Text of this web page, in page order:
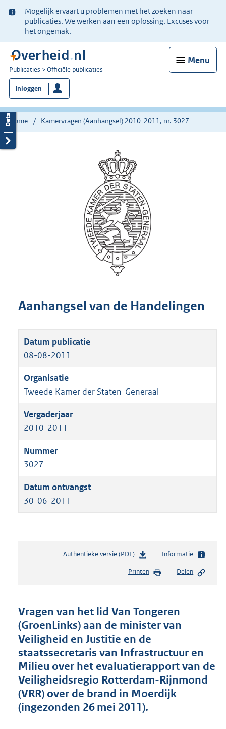
Ter
informatie:
Mogelijk ervaart u problemen met het zoeken naar
publicaties. We werken aan een oplossing. Excuses voor
het ongemak.
Menu
U
bent
nu
hier:
Publicaties Officiële publicaties
Inloggen
Home Kamervragen (Aanhangsel) 2010-2011, nr. 3027
Aanhangsel van de Handelingen
08-08-2011
Tweede Kamer der Staten-Generaal
2010-2011
3027
30-06-2011
Authentieke versie (PDF)b
s
n
d
s
g
r
o
o
t
t
e
:
Informatie
Printen Delen
Vragen van het lid Van Tongeren
(GroenLinks) aan de minister van
Veiligheid en Justitie en de
staatssecretaris van Infrastructuur en
Milieu over het evaluatierapport van de
Veiligheidsregio Rotterdam-Rijnmond
(VRR) over de brand in Moerdijk
(ingezonden 26 mei 2011).